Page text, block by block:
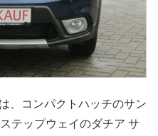
、コンパクトハッチのサン
テップウェイのダチア サ